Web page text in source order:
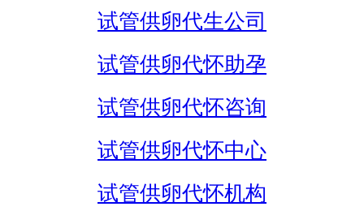
试管供卵代生公司
试管供卵代怀助孕
试管供卵代怀咨询
试管供卵代怀中心
试管供卵代怀机构